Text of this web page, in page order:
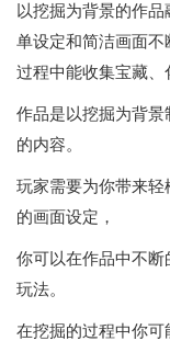
以挖掘为背景的作
单设定和简洁画面
过程中能收集宝藏、
作品是以挖掘为背
的内容。
玩家需要为你带来
的画面设定，
你可以在作品中不
玩法。
在挖掘的过程中你可